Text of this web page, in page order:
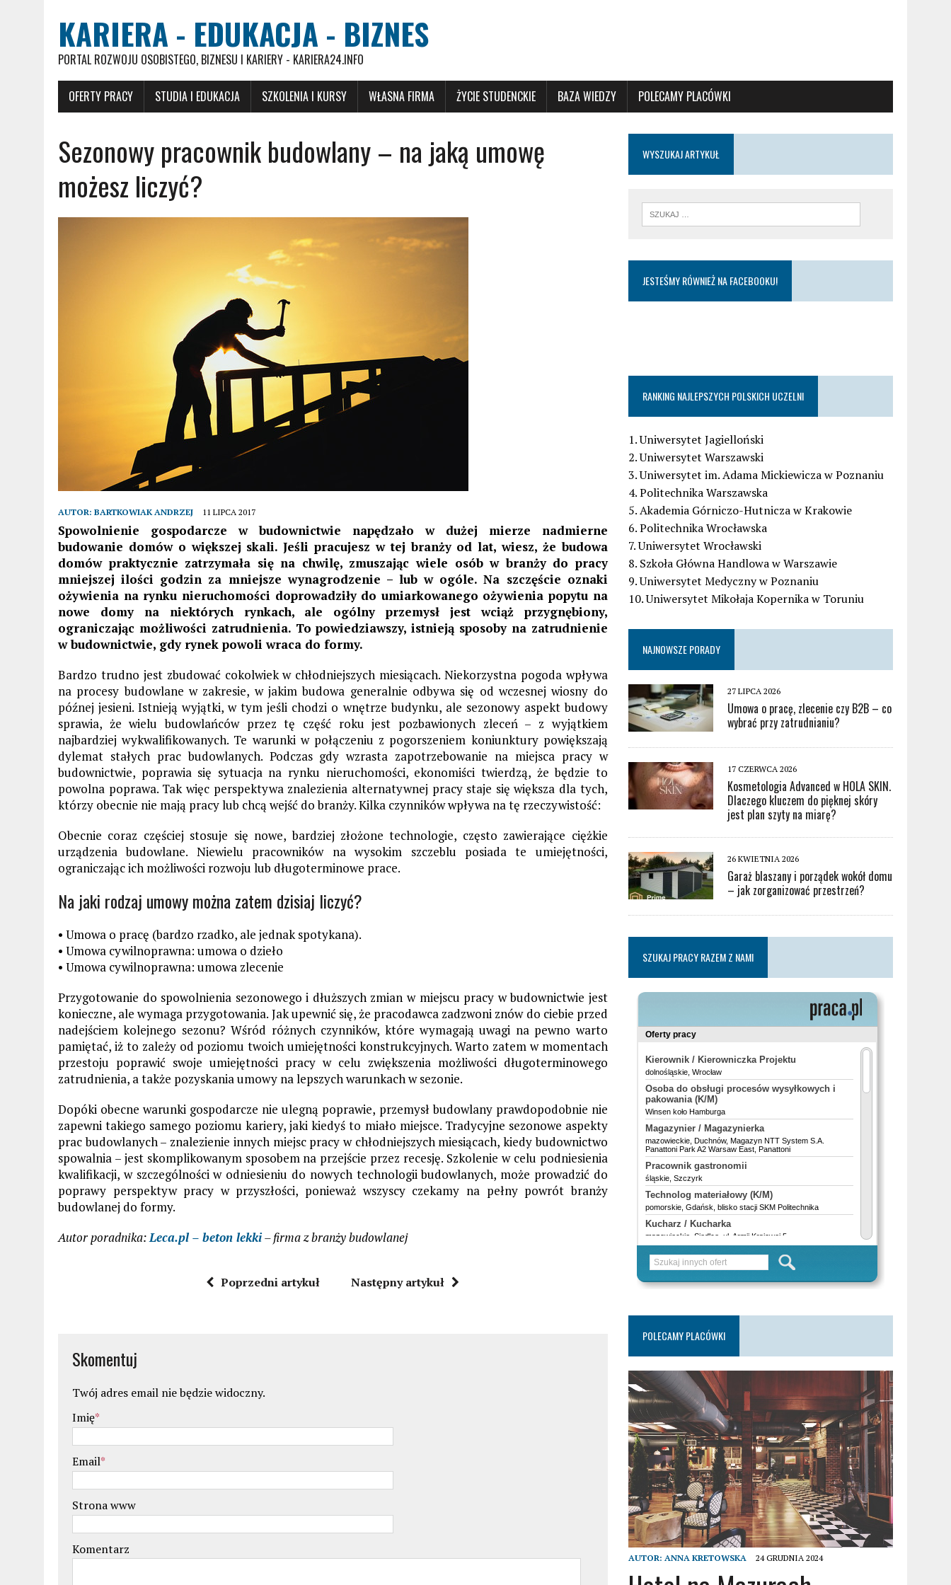
KARIERA - EDUKACJA - BIZNES
PORTAL ROZWOJU OSOBISTEGO, BIZNESU I KARIERY - KARIERA24.INFO
OFERTY PRACY STUDIA I EDUKACJA SZKOLENIA I KURSY WŁASNA FIRMA ŻYCIE STUDENCKIE BAZA WIEDZY POLECAMY PLACÓWKI
Sezonowy pracownik budowlany – na jaką umowę
możesz liczyć?
AUTOR: BARTKOWIAK ANDRZEJ 11 LIPCA 2017
Spowolnienie gospodarcze w budownictwie napędzało w dużej mierze nadmierne
budowanie domów o większej skali. Jeśli pracujesz w tej branży od lat, wiesz, że budowa
domów praktycznie zatrzymała się na chwilę, zmuszając wiele osób w branży do pracy
mniejszej ilości godzin za mniejsze wynagrodzenie – lub w ogóle. Na szczęście oznaki
ożywienia na rynku nieruchomości doprowadziły do umiarkowanego ożywienia popytu na
nowe domy na niektórych rynkach, ale ogólny przemysł jest wciąż przygnębiony,
ograniczając możliwości zatrudnienia. To powiedziawszy, istnieją sposoby na zatrudnienie
w budownictwie, gdy rynek powoli wraca do formy.
Bardzo trudno jest zbudować cokolwiek w chłodniejszych miesiącach. Niekorzystna pogoda wpływa
na procesy budowlane w zakresie, w jakim budowa generalnie odbywa się od wczesnej wiosny do
późnej jesieni. Istnieją wyjątki, w tym jeśli chodzi o wnętrze budynku, ale sezonowy aspekt budowy
sprawia, że wielu budowlańców przez tę część roku jest pozbawionych zleceń – z wyjątkiem
najbardziej wykwalifikowanych. Te warunki w połączeniu z pogorszeniem koniunktury powiększają
dylemat stałych prac budowlanych. Podczas gdy wzrasta zapotrzebowanie na miejsca pracy w
budownictwie, poprawia się sytuacja na rynku nieruchomości, ekonomiści twierdzą, że będzie to
powolna poprawa. Tak więc perspektywa znalezienia alternatywnej pracy staje się większa dla tych,
którzy obecnie nie mają pracy lub chcą wejść do branży. Kilka czynników wpływa na tę rzeczywistość:
Obecnie coraz częściej stosuje się nowe, bardziej złożone technologie, często zawierające ciężkie
urządzenia budowlane. Niewielu pracowników na wysokim szczeblu posiada te umiejętności,
ograniczając ich możliwości rozwoju lub długoterminowe prace.
Na jaki rodzaj umowy można zatem dzisiaj liczyć?
• Umowa o pracę (bardzo rzadko, ale jednak spotykana).
• Umowa cywilnoprawna: umowa o dzieło
• Umowa cywilnoprawna: umowa zlecenie
Przygotowanie do spowolnienia sezonowego i dłuższych zmian w miejscu pracy w budownictwie jest
konieczne, ale wymaga przygotowania. Jak upewnić się, że pracodawca zadzwoni znów do ciebie przed
nadejściem kolejnego sezonu? Wśród różnych czynników, które wymagają uwagi na pewno warto
pamiętać, iż to zależy od poziomu twoich umiejętności konstrukcyjnych. Warto zatem w momentach
przestoju poprawić swoje umiejętności pracy w celu zwiększenia możliwości długoterminowego
zatrudnienia, a także pozyskania umowy na lepszych warunkach w sezonie.
Dopóki obecne warunki gospodarcze nie ulegną poprawie, przemysł budowlany prawdopodobnie nie
zapewni takiego samego poziomu kariery, jaki kiedyś to miało miejsce. Tradycyjne sezonowe aspekty
prac budowlanych – znalezienie innych miejsc pracy w chłodniejszych miesiącach, kiedy budownictwo
spowalnia – jest skomplikowanym sposobem na przejście przez recesję. Szkolenie w celu podniesienia
kwalifikacji, w szczególności w odniesieniu do nowych technologii budowlanych, może prowadzić do
poprawy perspektyw pracy w przyszłości, ponieważ wszyscy czekamy na pełny powrót branży
budowlanej do formy.
Autor poradnika:Leca.pl – beton lekki– firma z branży budowlanej
Poprzedni artykuł Następny artykuł
Skomentuj
Twój adres email nie będzie widoczny.
Imię*
Email*
Strona www
Komentarz
WYSZUKAJ ARTYKUŁ
JESTEŚMY RÓWNIEŻ NA FACEBOOKU!
RANKING NAJLEPSZYCH POLSKICH UCZELNI
1. Uniwersytet Jagielloński
2. Uniwersytet Warszawski
3. Uniwersytet im. Adama Mickiewicza w Poznaniu
4. Politechnika Warszawska
5. Akademia Górniczo-Hutnicza w Krakowie
6. Politechnika Wrocławska
7. Uniwersytet Wrocławski
8. Szkoła Główna Handlowa w Warszawie
9. Uniwersytet Medyczny w Poznaniu
10. Uniwersytet Mikołaja Kopernika w Toruniu
NAJNOWSZE PORADY
27 LIPCA 2026
Umowa o pracę, zlecenie czy B2B – co
wybrać przy zatrudnianiu?
17 CZERWCA 2026
Kosmetologia Advanced w HOLA SKIN.
Dlaczego kluczem do pięknej skóry
jest plan szyty na miarę?
26 KWIETNIA 2026
Garaż blaszany i porządek wokół domu
– jak zorganizować przestrzeń?
SZUKAJ PRACY RAZEM Z NAMI
POLECAMY PLACÓWKI
AUTOR: ANNA KRETOWSKA 24 GRUDNIA 2024